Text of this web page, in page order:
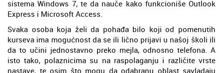
sistema Windows 7, te da nauče kako funkcioniše Outlook
Express i Microsoft Access.
Svaka osoba koja želi da pohađa bilo koji od pomenutih
kurseva ima mogućnost da se ili lično prijavi u našoj školi ili
da to učini jednostavno preko mejla, odnosno telefona. A
isto tako, polaznicima su na raspolaganju i različite vrste
nastave, te osim što mogu da odabranu oblast savladaju